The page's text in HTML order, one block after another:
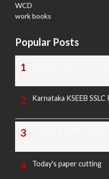
WCD
work books
Popular Posts
Karnataka KSEEB SSLC
Today's paper cutting